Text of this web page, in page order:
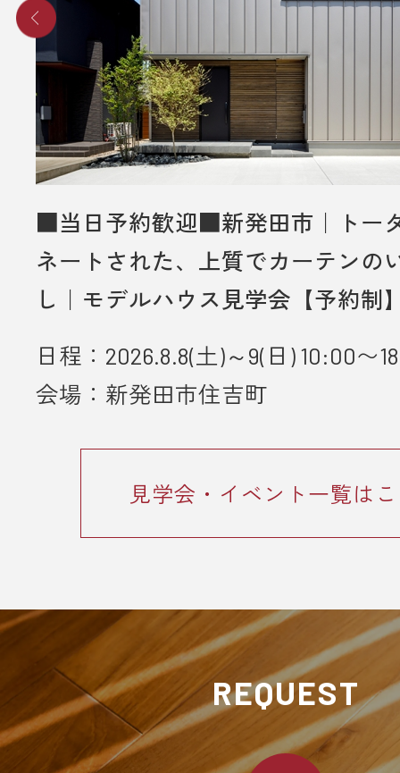
■当日予約歓迎■新発田市｜トー
ネートされた、上質でカーテンの
し｜モデルハウス見学会【予約制
日程：2026.8.8(土)～9(日) 10:00〜
会場：新発田市住吉町
見学会・イベント一覧は
REQUEST